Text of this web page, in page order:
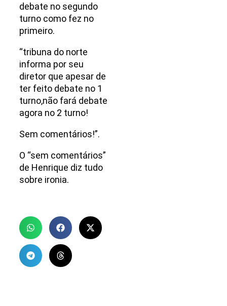
debate no segundo
turno como fez no
primeiro.
“tribuna do norte
informa por seu
diretor que apesar de
ter feito debate no 1
turno,não fará debate
agora no 2 turno!
Sem comentários!”.
O “sem comentários”
de Henrique diz tudo
sobre ironia.